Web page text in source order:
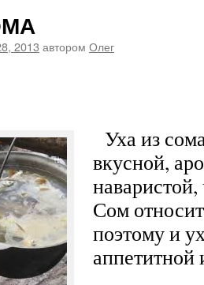
2013 автором Олег
Уха из
вкусной,
Сом
поэтому и